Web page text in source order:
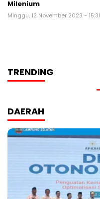
Milenium
Minggu, 12 November 2023 -
TRENDING
DAERAH